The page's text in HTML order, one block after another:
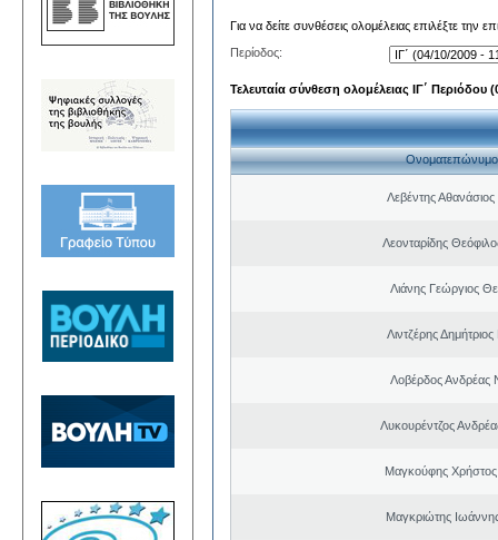
Για να δείτε συνθέσεις ολομέλειας επιλέξτε την
Περίοδος:
Τελευταία σύνθεση ολομέλειας ΙΓ΄ Περιόδου
Ονοματεπώνυμο
Λεβέντης
Λεονταρίδης
Λιάνης Γεώργιος
Λιντζέρης
Λοβέρδος Ανδρέας
Λυκουρέντζος
Μαγκούφης Χρήστος
Μαγκριώτης